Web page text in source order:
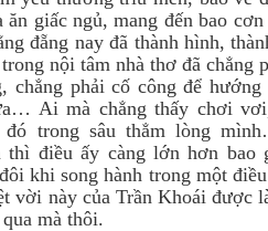
giấc ngủ, mang đến bao cơn
đẵng nay đã thành hình,
nội tâm nhà thơ đã chẳng
chẳng phải cố công để
Ai mà chẳng thấy chơi
trong sâu thẳm lòng
thì điều ấy càng lớn hơn bao
khi song hành trong một
vời này của Trần Khoái được
mà thôi.